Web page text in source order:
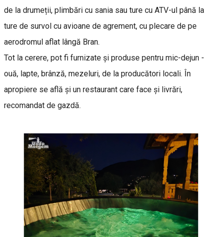
de la drumeții, plimbări cu sania sau ture cu ATV-ul până la
ture de survol cu avioane de agrement, cu plecare de pe
aerodromul aflat lângă Bran.
Tot la cerere, pot fi furnizate și produse pentru mic-dejun -
ouă, lapte, brânză, mezeluri, de la producători locali. În
apropiere se află și un restaurant care face și livrări,
recomandat de gazdă.